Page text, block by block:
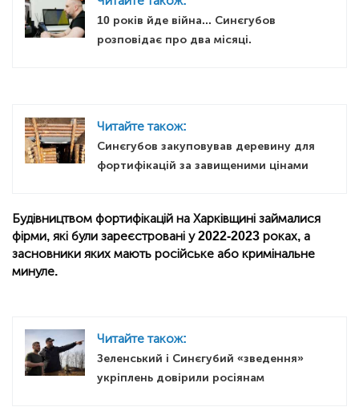
10 років йде війна... Синєгубов
розповідає про два місяці.
Читайте також:
Синєгубов закуповував деревину для
фортифікацій за завищеними цінами
Будівництвом фортифікацій на Харківщині займалися
фірми, які були зареєстровані у 2022-2023 роках, а
засновники яких мають російське або кримінальне
минуле.
Читайте також:
Зеленський і Синєгубий «зведення»
укріплень довірили росіянам